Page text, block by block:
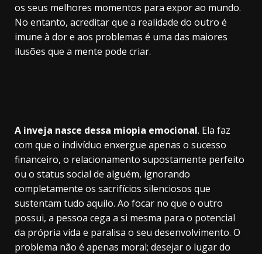
os seus melhores momentos para expor ao mundo.
No entanto, acreditar que a realidade do outro é
imune à dor e aos problemas é uma das maiores
ilusões que a mente pode criar.
A inveja nasce dessa miopia emocional. Ela faz
com que o indivíduo enxergue apenas o sucesso
financeiro, o relacionamento supostamente perfeito
ou o status social de alguém, ignorando
completamente os sacrifícios silenciosos que
sustentam tudo aquilo. Ao focar no que o outro
possui, a pessoa cega a si mesma para o potencial
da própria vida e paralisa o seu desenvolvimento. O
problema não é apenas moral; desejar o lugar do